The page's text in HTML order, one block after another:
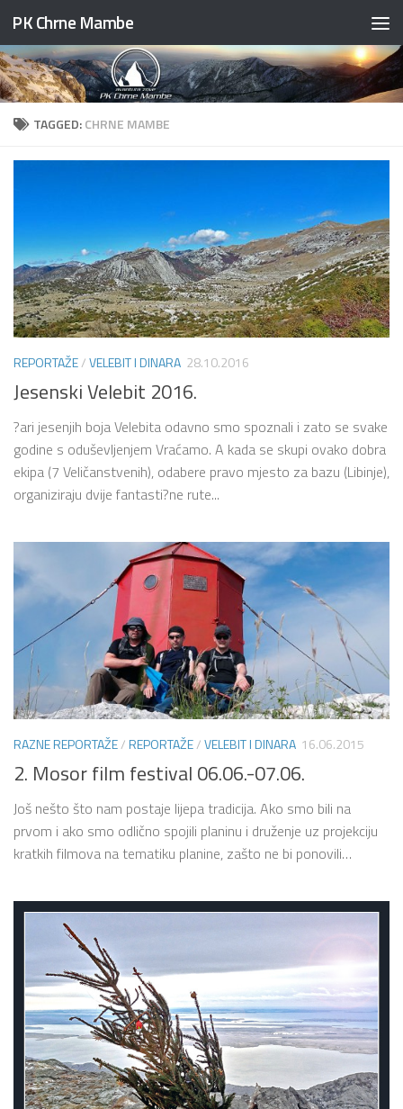
Skip to content
PK Chrne Mambe
TAGGED:CHRNE MAMBE
REPORTAŽE/VELEBIT I DINARA 28.10.2016
Jesenski Velebit 2016.
?ari jesenjih boja Velebita odavno smo spoznali i zato se svake
godine s oduševljenjem Vraćamo. A kada se skupi ovako dobra
ekipa (7 Veličanstvenih), odabere pravo mjesto za bazu (Libinje),
organiziraju dvije fantasti?ne rute...
RAZNE REPORTAŽE/REPORTAŽE/VELEBIT I DINARA 16.06.2015
2. Mosor film festival 06.06.-07.06.
Još nešto što nam postaje lijepa tradicija. Ako smo bili na
prvom i ako smo odlično spojili planinu i druženje uz projekciju
kratkih filmova na tematiku planine, zašto ne bi ponovili…